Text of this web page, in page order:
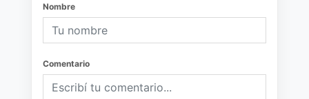
Nombre
Comentario